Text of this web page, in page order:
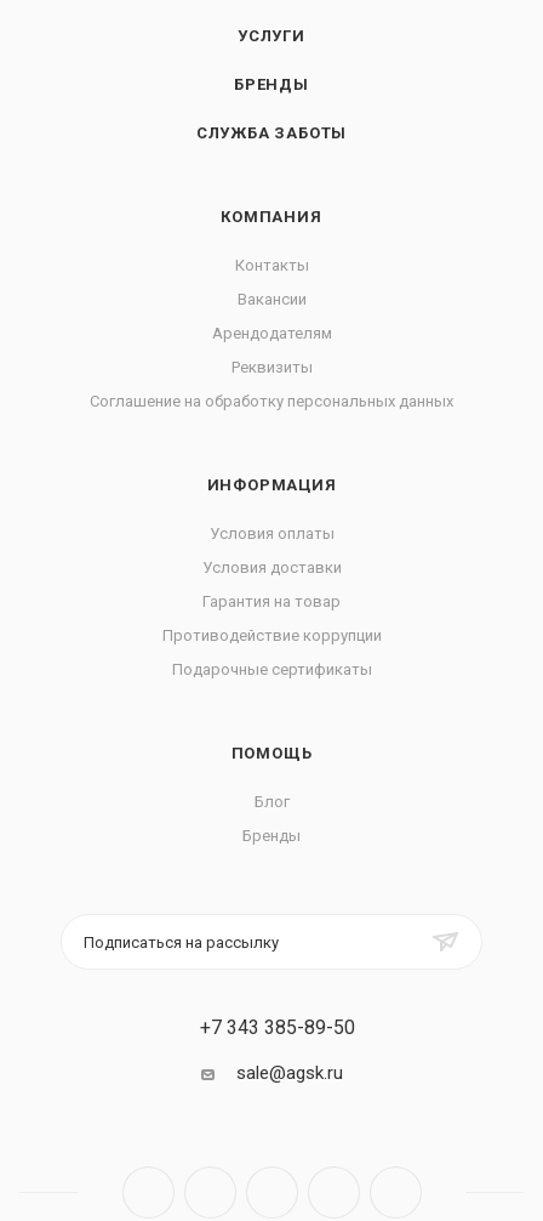
УСЛУГИ
БРЕНДЫ
СЛУЖБА ЗАБОТЫ
КОМПАНИЯ
Контакты
Вакансии
Арендодателям
Реквизиты
Соглашение на обработку персональных данных
ИНФОРМАЦИЯ
Условия оплаты
Условия доставки
Гарантия на товар
Противодействие коррупции
Подарочные сертификаты
ПОМОЩЬ
Блог
Бренды
Подписаться на рассылку
+7 343 385-89-50
sale@agsk.ru